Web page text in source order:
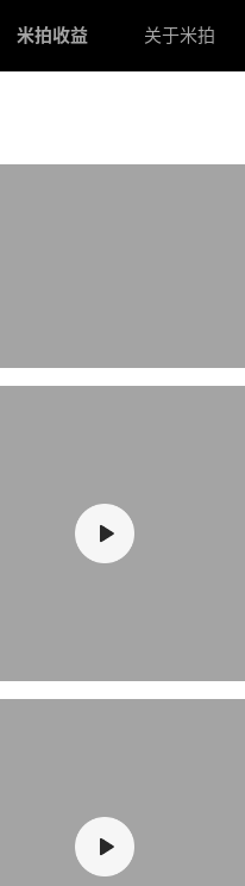
米拍收益 关于米拍